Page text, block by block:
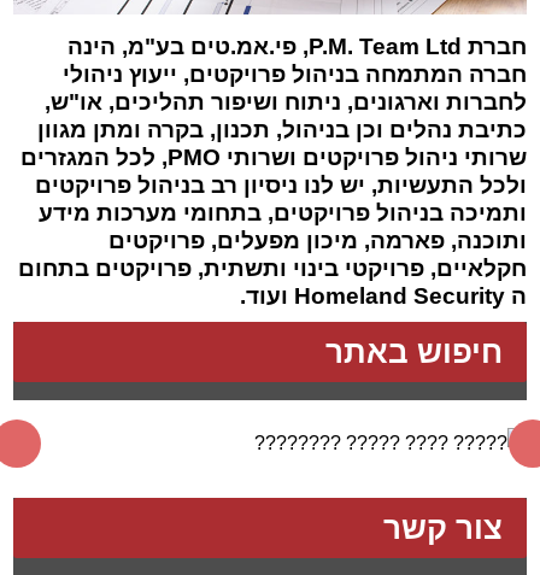
חברת P.M. Team Ltd
, פי.אמ.טים בע"מ, הינה
חברה המתמחה בניהול פרויקטים, ייעוץ ניהולי
לחברות וארגונים, ניתוח ושיפור תהליכים, או"ש,
כתיבת נהלים וכן בניהול, תכנון, בקרה ומתן מגוון
שרותי ניהול פרויקטים ושרותי PMO, לכל המגזרים
ולכל התעשיות, יש לנו ניסיון רב בניהול פרויקטים
ותמיכה בניהול פרויקטים, בתחומי מערכות מידע
ותוכנה, פארמה, מיכון מפעלים, פרויקטים
חקלאיים, פרויקטי בינוי ותשתית, פרויקטים בתחום
ה Homeland Security ועוד.
חיפוש באתר
צור קשר